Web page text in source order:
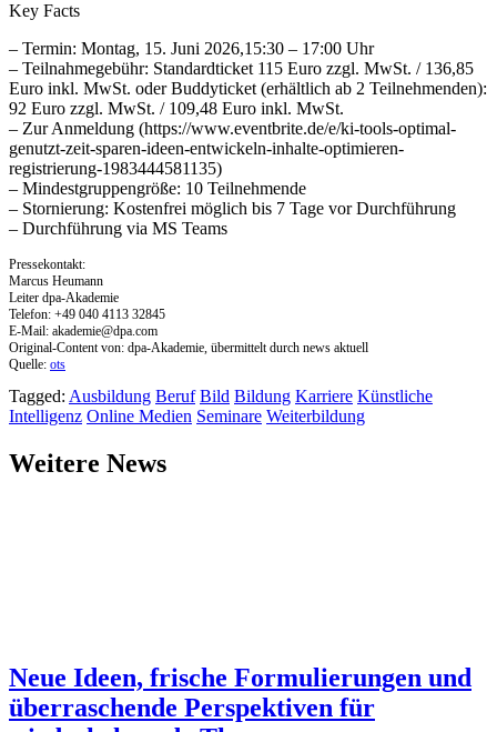
Key Facts
– Termin: Montag, 15. Juni 2026,15:30 – 17:00 Uhr
– Teilnahmegebühr: Standardticket 115 Euro zzgl. MwSt. / 136,85
Euro inkl. MwSt. oder Buddyticket (erhältlich ab 2 Teilnehmenden):
92 Euro zzgl. MwSt. / 109,48 Euro inkl. MwSt.
– Zur Anmeldung (https://www.eventbrite.de/e/ki-tools-optimal-
genutzt-zeit-sparen-ideen-entwickeln-inhalte-optimieren-
registrierung-1983444581135)
– Mindestgruppengröße: 10 Teilnehmende
– Stornierung: Kostenfrei möglich bis 7 Tage vor Durchführung
– Durchführung via MS Teams
Pressekontakt:
Marcus Heumann
Leiter dpa-Akademie
Telefon: +49 040 4113 32845
E-Mail: akademie@dpa.com
Original-Content von: dpa-Akademie, übermittelt durch news aktuell
Quelle: ots
Tagged: Ausbildung Beruf Bild Bildung Karriere Künstliche
Intelligenz Online Medien Seminare Weiterbildung
Weitere News
Neue Ideen, frische Formulierungen und
überraschende Perspektiven für